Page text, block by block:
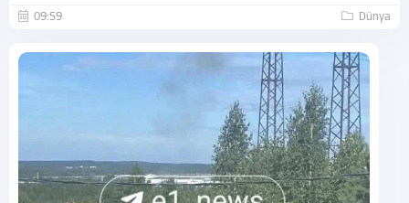
09:59 Dünya